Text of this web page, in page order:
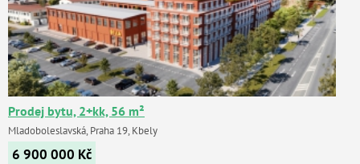
Prodej bytu, 2+kk, 56 m²
Mladoboleslavská, Praha 19, Kbely
6 900 000 Kč